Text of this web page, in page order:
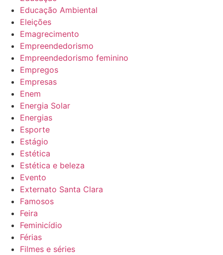
Educação Ambiental
Eleições
Emagrecimento
Empreendedorismo
Empreendedorismo feminino
Empregos
Empresas
Enem
Energia Solar
Energias
Esporte
Estágio
Estética
Estética e beleza
Evento
Externato Santa Clara
Famosos
Feira
Feminicídio
Férias
Filmes e séries